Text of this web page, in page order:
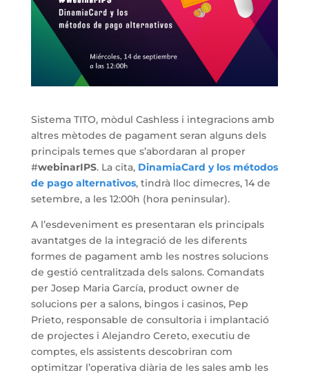
Sistema TITO, mòdul Cashless i integracions amb
altres mètodes de pagament seran alguns dels
principals temes que s’abordaran al proper
#webinarIPS. La cita, DinamiaCard y los métodos
de pago alternativos, tindrà lloc dimecres, 14 de
setembre, a les 12:00h (hora peninsular).
A l’esdeveniment es presentaran els principals
avantatges de la integració de les diferents
formes de pagament amb les nostres solucions
de gestió centralitzada dels salons. Comandats
per Josep Maria García, product owner de
solucions per a salons, bingos i casinos, Pep
Prieto, responsable de consultoria i implantació
de projectes i Alejandro Cereto, executiu de
comptes, els assistents descobriran com
optimitzar l’operativa diària de les sales amb les